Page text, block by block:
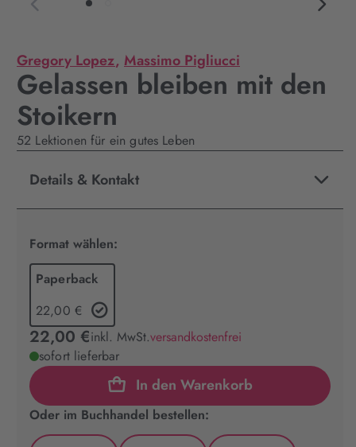
Gregory Lopez, Massimo Pigliucci
Gelassen bleiben mit den
Stoikern
52 Lektionen für ein gutes Leben
Details & Kontakt
Format wählen:
Paperback
22,00 €
22,00 €inkl. MwSt.versandkostenfrei
sofort lieferbar
In den Warenkorb
Oder im Buchhandel bestellen: